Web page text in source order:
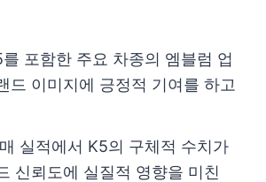
포함한 주요 차종의 엠블럼 업
드 이미지에 긍정적 기여를 하고
실적에서 K5의 구체적 수치가
신뢰도에 실질적 영향을 미친